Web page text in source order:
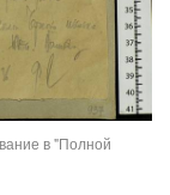
в "Полной